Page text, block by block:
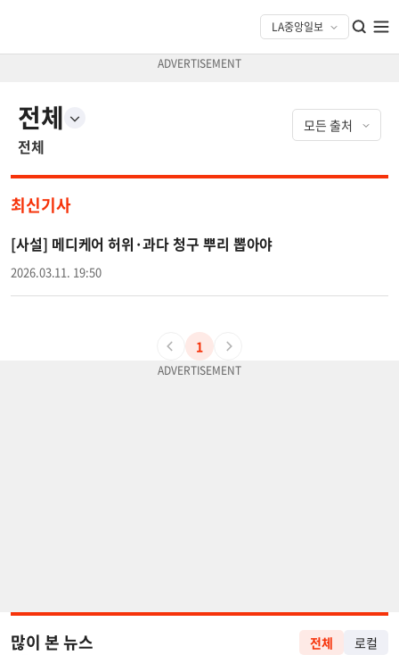
전체
전체
최신기사
[사설] 메디케어 허위·과다 청구 뿌리 뽑아야
2026.03.11. 19:50
1
많이 본 뉴스 전체 로컬